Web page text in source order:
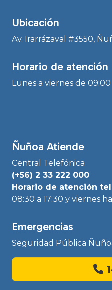
Ubicación
Av. Irarrázaval #3550,
Horario de atención
Lunes a viernes de 09:00
Ñuñoa Atiende
Central Telefónica
(+56) 2 33 222 000
Horario de atención
08:30 a 17:30 y viernes
Emergencias
Seguridad Pública